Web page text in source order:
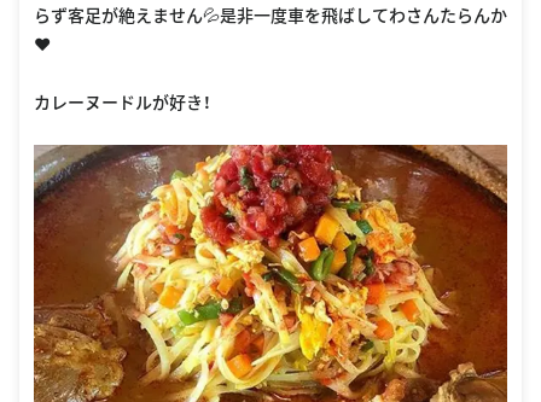
らず客足が絶えません💦是非一度車を飛ばしてわさんたらんか
❤️
カレーヌードルが好き！